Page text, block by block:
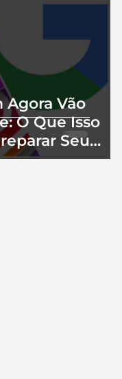
Agora Vão
O Que Isso
Seu